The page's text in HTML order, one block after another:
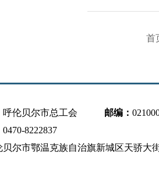
首
呼伦贝尔市总工会 邮编：
0470-8222837
贝尔市鄂温克族自治旗新城区天骄大